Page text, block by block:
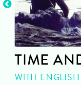
TIME
WITH ENGLISH